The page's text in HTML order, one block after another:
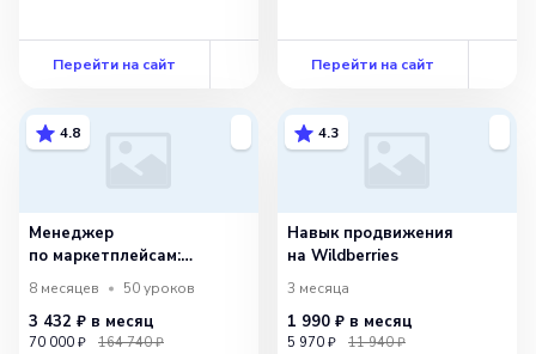
Перейти на сайт Перейти на сайт
4.8
Менеджер
по маркетплейсам:
специализация аналитик
8 месяцев 50уроков
3 432 ₽ в месяц
70 000 ₽ 164 740 ₽
4.3
Навык продвижения
на Wildberries
3 месяца
1 990 ₽ в месяц
5 970 ₽ 11 940 ₽